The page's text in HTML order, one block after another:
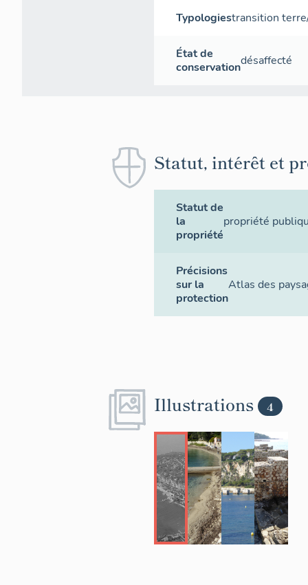
Typologiestransition
État de
conservationdésaffecté
Statut, intérêt et
Statut de
la
propriété
propriété
Précisions
sur la
protection
Atlas des
Illustrations 4